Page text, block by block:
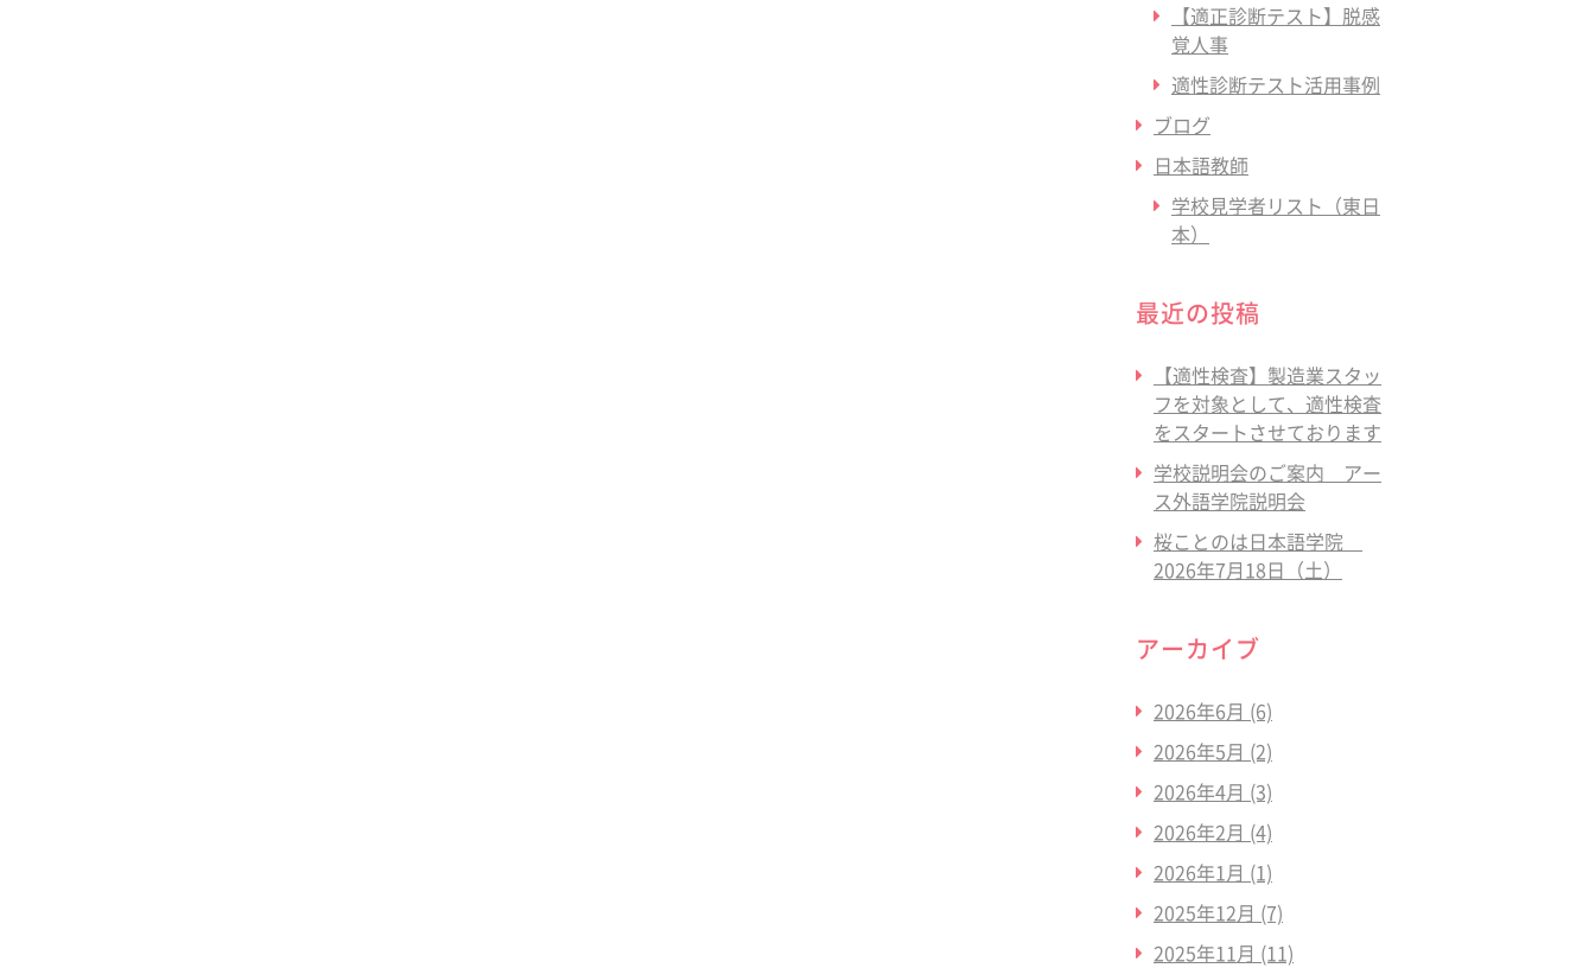
【適正診断テスト】脱感
覚人事
適性診断テスト活用事例
ブログ
日本語教師
学校見学者リスト（東日
本）
最近の投稿
【適性検査】製造業スタッ
フを対象として、適性検査
をスタートさせております
学校説明会のご案内 アー
ス外語学院説明会
桜ことのは日本語学院
2026年7月18日（土）
アーカイブ
2026年6月 (6)
2026年5月 (2)
2026年4月 (3)
2026年2月 (4)
2026年1月 (1)
2025年12月 (7)
2025年11月 (11)